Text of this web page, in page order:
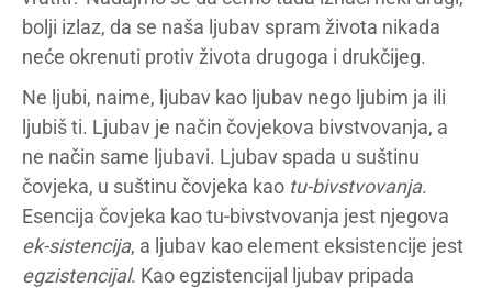
bolji izlaz, da se naša ljubav spram života nikada
neće okrenuti protiv života drugoga i drukčijeg.
Ne ljubi, naime, ljubav kao ljubav nego ljubim ja ili
ljubiš ti. Ljubav je način čovjekova bivstvovanja, a
ne način same ljubavi. Ljubav spada u suštinu
čovjeka, u suštinu čovjeka kao tu-bivstvovanja.
Esencija čovjeka kao tu-bivstvovanja jest njegova
ek-sistencija, a ljubav kao element eksistencije jest
egzistencijal. Kao egzistencijal ljubav pripada